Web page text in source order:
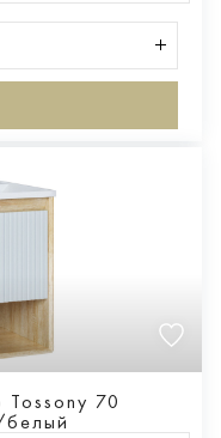
Tossony 70